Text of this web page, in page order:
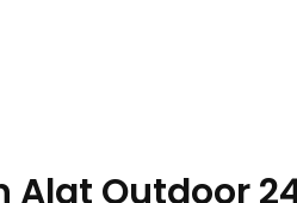
Alat Outdoor